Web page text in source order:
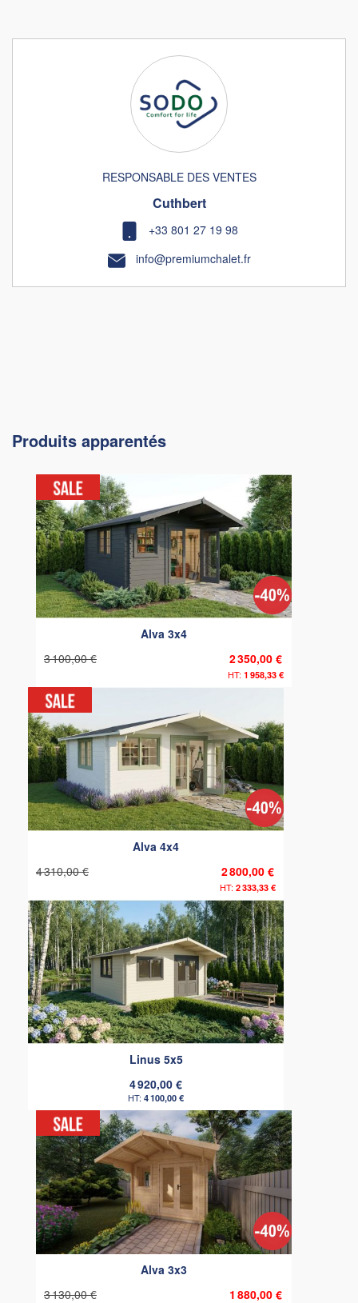
RESPONSABLE DES VENTES
Cuthbert
+33 801 27 19 98
info@premiumchalet.fr
Produits apparentés
Alva 3x4
2 350,00 €
1 958,33 €
3 100,00 €
Alva 4x4
2 800,00 €
2 333,33 €
4 310,00 €
Linus 5x5
4 920,00 €
4 100,00 €
Alva 3x3
1 880,00 €
3 130,00 €